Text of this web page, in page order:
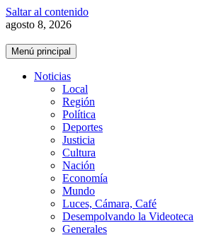
Saltar al contenido
agosto 8, 2026
Menú principal
Noticias
Local
Región
Política
Deportes
Justicia
Cultura
Nación
Economía
Mundo
Luces, Cámara, Café
Desempolvando la Videoteca
Generales